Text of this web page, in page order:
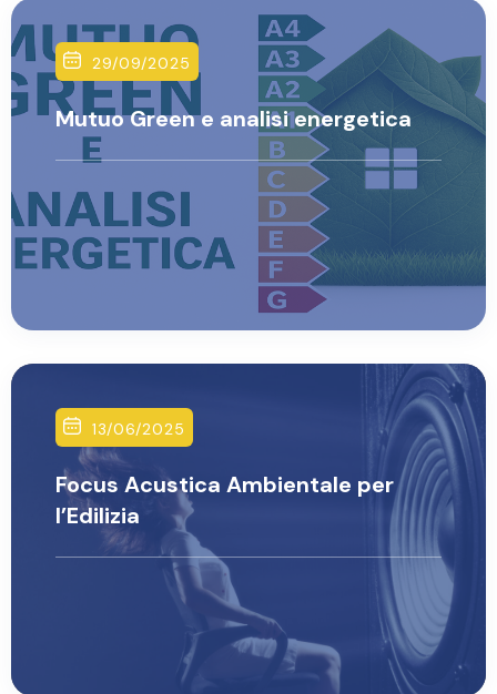
29/09/2025
Mutuo Green e analisi energetica
Luca Somale
13/06/2025
Focus Acustica Ambientale per
l’Edilizia